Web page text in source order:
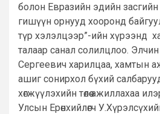
болон Евразийн эдийн засгийн
гишүүн орнууд хооронд
түр хэлэлцээр”-ийн хүрээнд
талаар санал солилцлоо.
Сергеевич харилцаа, хамтын
ашиг сонирхол бүхий
хөгжүүлэхийн төлөө ажиллахаа
Улсын Ерөнхийлөгч